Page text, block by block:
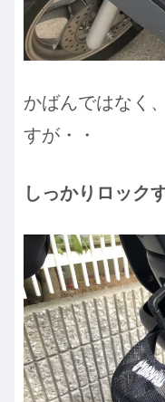
かばんではなく
すが・・
しっかりロック